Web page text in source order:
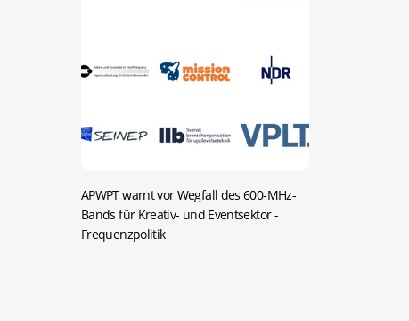
APWPT warnt vor Wegfall des 600-MHz-
Bands für Kreativ- und Eventsektor-
Frequenzpolitik